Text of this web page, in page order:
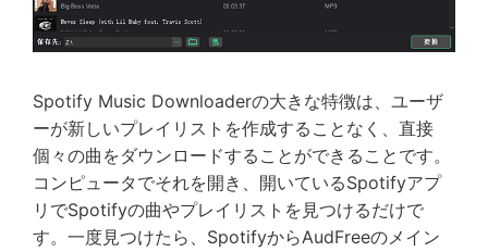
Spotify Music Downloaderの大きな特徴は、ユーザ
ーが新しいプレイリストを作成することなく、直接
個々の曲をダウンロードすることができることです。
コンピュータでそれを開き、開いているSpotifyアプ
リでSpotifyの曲やプレイリストを見つけるだけで
す。一度見つけたら、SpotifyからAudFreeのメイン